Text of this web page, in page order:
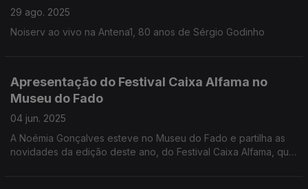
29 ago. 2025
Noiserv ao vivo na Antena1, 80 anos de Sérgio Godinho
Apresentação do Festival Caixa Alfama no
Museu do Fado
04 jun. 2025
A Noémia Gonçalves esteve no Museu do Fado e partilha as
novidades da edição deste ano, do Festival Caixa Alfama, que